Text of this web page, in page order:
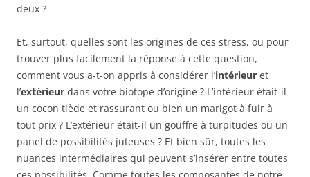
deux ?
Et, surtout, quelles sont les origines de ces stress, ou pour
trouver plus facilement la réponse à cette question,
comment vous a-t-on appris à considérer l’intérieur et
l’extérieur dans votre biotope d’origine ? L’intérieur était-il
un cocon tiède et rassurant ou bien un marigot à fuir à
tout prix ? L’extérieur était-il un gouffre à turpitudes ou un
panel de possibilités juteuses ? Et bien sûr, toutes les
nuances intermédiaires qui peuvent s’insérer entre toutes